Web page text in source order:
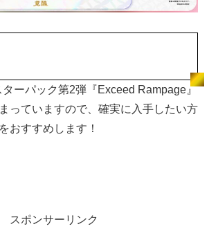
ーパック第2弾『Exceed Rampage』
っていますので、確実に入手したい方
おすすめします！
スポンサーリンク